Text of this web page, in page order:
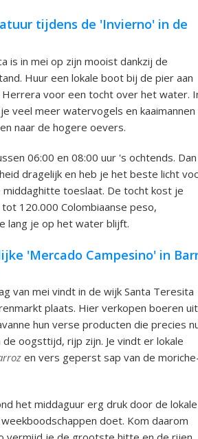
tijdens de 'Invierno' in de
is in mei op zijn mooist dankzij de
Huur een lokale boot bij de pier aan
Herrera voor een tocht over het water.
veel meer watervogels en kaaimannen
naar de hogere oevers.
06:00 en 08:00 uur 's ochtends. Dan
dragelijk en heb je het beste licht
toeslaat. De tocht kost je
120.000 Colombiaanse peso,
lang je op het water blijft.
'Mercado Campesino' in
van mei vindt in de wijk Santa Teresita
plaats. Hier verkopen boeren uit
hun verse producten die precies
de oogsttijd, rijp zijn. Je vindt er lokale
en vers geperst sap van de
het middaguur erg druk door de lokale
doet. Kom daarom